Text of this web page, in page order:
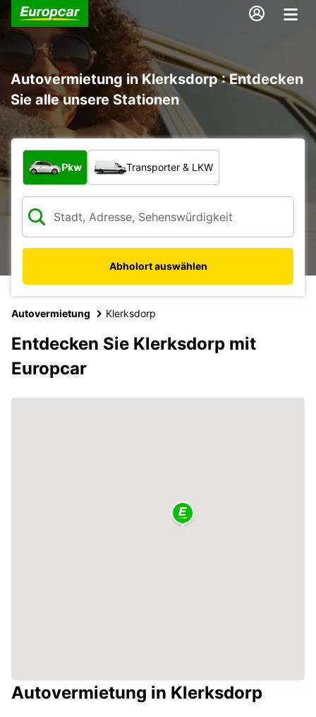
Autovermietung in Klerksdorp : Entdecken
Sie alle unsere Stationen
Welche Art von Fahrzeug?
Pkw Transporter & LKW
Abholort auswählen
Autovermietung Klerksdorp
Entdecken Sie Klerksdorp mit
Europcar
Autovermietung in Klerksdorp